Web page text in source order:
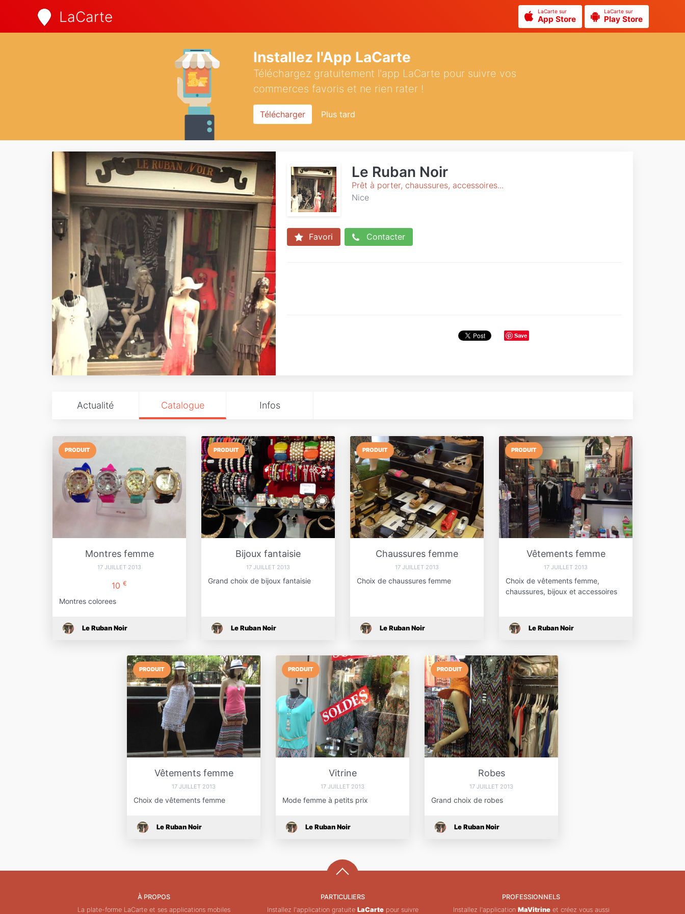
LaCarte LaCarte sur
App Store
LaCarte sur
Play Store
Installez l'App LaCarte
Téléchargez gratuitement l'app LaCarte pour suivre vos
commerces favoris et ne rien rater !
Télécharger Plus tard
Le Ruban Noir
Prêt à porter, chaussures, accessoires...
Nice
Favori Contacter
Save
Actualité Catalogue Infos
PRODUIT
Montres femme
17 JUILLET 2013
10 €
Montres colorees
Le Ruban Noir
PRODUIT
Bijoux fantaisie
17 JUILLET 2013
Grand choix de bijoux fantaisie
Le Ruban Noir
PRODUIT
Chaussures femme
17 JUILLET 2013
Choix de chaussures femme
Le Ruban Noir
PRODUIT
Vêtements femme
17 JUILLET 2013
Choix de vêtements femme,
chaussures, bijoux et accessoires
Le Ruban Noir
PRODUIT
Vêtements femme
17 JUILLET 2013
Choix de vêtements femme
Le Ruban Noir
PRODUIT
Vitrine
17 JUILLET 2013
Mode femme à petits prix
Le Ruban Noir
PRODUIT
Robes
17 JUILLET 2013
Grand choix de robes
Le Ruban Noir
À PROPOS
La plate-forme LaCarte et ses applications mobiles
PARTICULIERS
Installez l'application gratuite LaCartepour suivre
PROFESSIONNELS
Installez l'application MaVitrineet créez vous aussi